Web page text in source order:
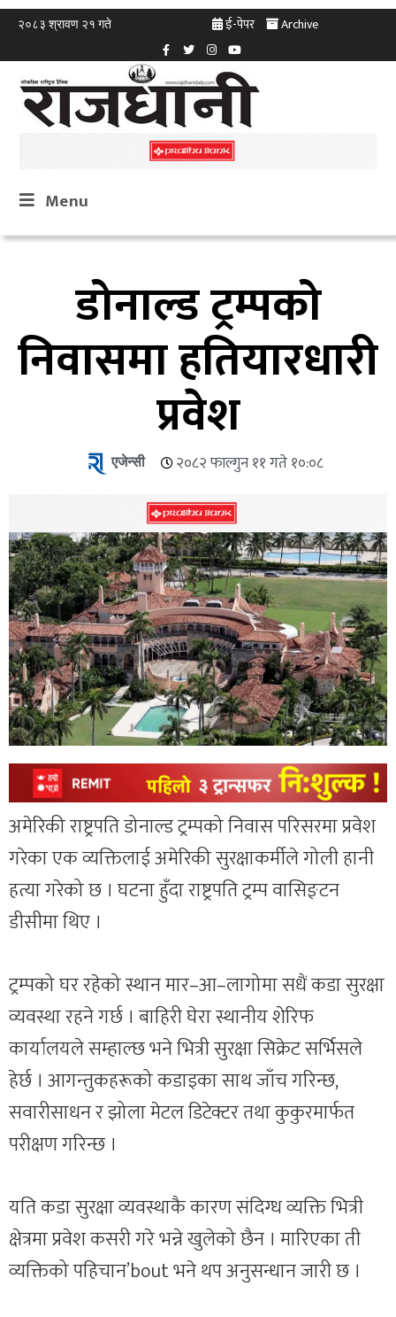
२०८३ श्रावण २१ गते ई-पेपर Archive
Menu
डोनाल्ड ट्रम्पको
निवासमा हतियारधारी
प्रवेश
एजेन्सी २०८२ फाल्गुन ११ गते १०:०८
अमेरिकी राष्ट्रपति डोनाल्ड ट्रम्पको निवास परिसरमा प्रवेश
गरेका एक व्यक्तिलाई अमेरिकी सुरक्षाकर्मीले गोली हानी
हत्या गरेको छ । घटना हुँदा राष्ट्रपति ट्रम्प वासिङ्टन
डीसीमा थिए ।
ट्रम्पको घर रहेको स्थान मार–आ–लागोमा सधैं कडा सुरक्षा
व्यवस्था रहने गर्छ । बाहिरी घेरा स्थानीय शेरिफ
कार्यालयले सम्हाल्छ भने भित्री सुरक्षा सिक्रेट सर्भिसले
हेर्छ । आगन्तुकहरूको कडाइका साथ जाँच गरिन्छ,
सवारीसाधन र झोला मेटल डिटेक्टर तथा कुकुरमार्फत
परीक्षण गरिन्छ ।
यति कडा सुरक्षा व्यवस्थाकै कारण संदिग्ध व्यक्ति भित्री
क्षेत्रमा प्रवेश कसरी गरे भन्ने खुलेको छैन । मारिएका ती
व्यक्तिको पहिचान’bout भने थप अनुसन्धान जारी छ ।